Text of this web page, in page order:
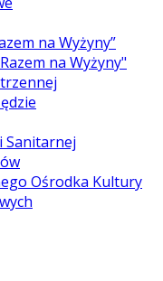
na Wyżyny”
na Wyżyny"
Sanitarnej
Ośrodka Kultury